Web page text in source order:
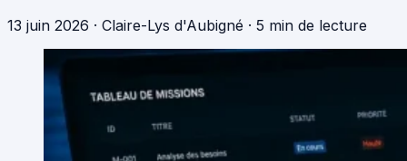
13 juin 2026 · Claire-Lys d'Aubigné · 5 min de lecture